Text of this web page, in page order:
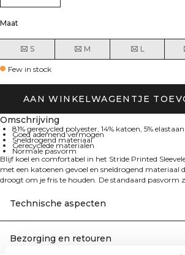
Maat
S M L
Few in stock
AAN WINKELWAGENTJE
Omschrijving
81% gerecycled polyester, 14% katoen, 5% elastaan
Goed ademend vermogen
Sneldrogend materiaal
Gerecyclede materialen
Normale pasvorm
Blijf koel en comfortabel in het Stride Printed
met een katoenen gevoel en sneldrogend materiaal
droogt om je fris te houden. De standaard pasvorm
actieve momenten dankzij het ademende en
droog houdt tijdens je work-out. 81% gerecycled
spandex.
Technische aspecten
Bezorging en retouren